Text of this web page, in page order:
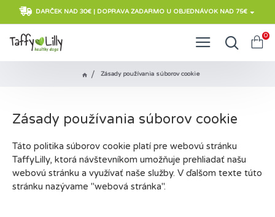
DARČEK NAD 30€ | DOPRAVA ZADARMO U OBJEDNÁVOK NAD 75€
0
Zásady používania súborov cookie
Zásady používania súborov cookie
Táto politika súborov cookie platí pre webovú stránku
TaffyLilly, ktorá návštevníkom umožňuje prehliadať našu
webovú stránku a využívať naše služby. V ďalšom texte túto
stránku nazývame "webová stránka".